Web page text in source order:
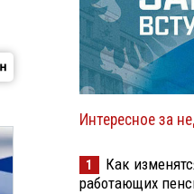
Интересное за
1
Как
работающих